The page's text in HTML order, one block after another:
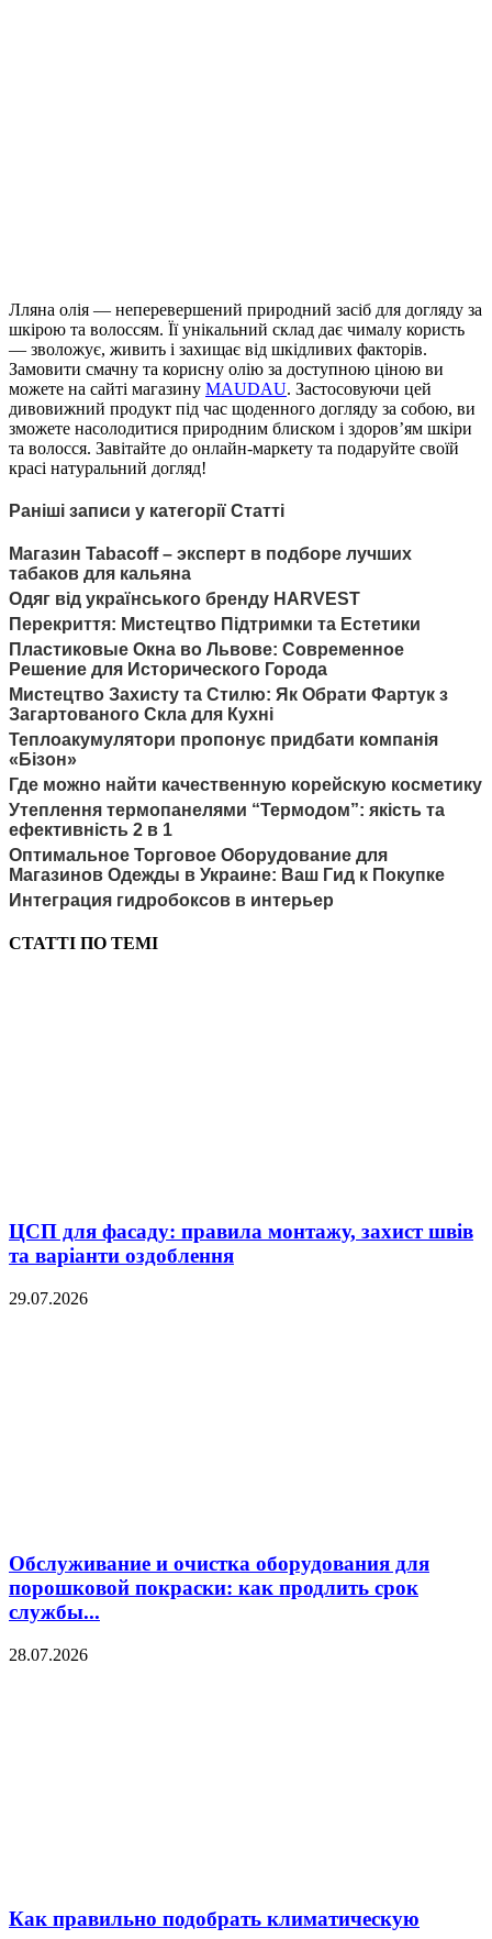
Лляна олія — неперевершений природний засіб для догляду за
шкірою та волоссям. Її унікальний склад дає чималу користь
— зволожує, живить і захищає від шкідливих факторів.
Замовити смачну та корисну олію за доступною ціною ви
можете на сайті магазину MAUDAU. Застосовуючи цей
дивовижний продукт під час щоденного догляду за собою, ви
зможете насолодитися природним блиском і здоров’ям шкіри
та волосся. Завітайте до онлайн-маркету та подаруйте своїй
красі натуральний догляд!
Раніші записи у категорії Статті
Магазин Tabacoff – эксперт в подборе лучших
табаков для кальяна
Одяг від українського бренду HARVEST
Перекриття: Мистецтво Підтримки та Естетики
Пластиковые Окна во Львове: Современное
Решение для Исторического Города
Мистецтво Захисту та Стилю: Як Обрати Фартук з
Загартованого Скла для Кухні
Теплоакумулятори пропонує придбати компанія
«Бізон»
Где можно найти качественную корейскую косметику
Утеплення термопанелями “Термодом”: якість та
ефективність 2 в 1
Оптимальное Торговое Оборудование для
Магазинов Одежды в Украине: Ваш Гид к Покупке
Интеграция гидробоксов в интерьер
СТАТТІ ПО ТЕМІ
ЦСП для фасаду: правила монтажу, захист швів
та варіанти оздоблення
29.07.2026
Обслуживание и очистка оборудования для
порошковой покраски: как продлить срок
службы...
28.07.2026
Как правильно подобрать климатическую